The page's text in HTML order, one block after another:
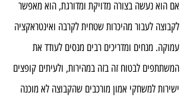
אם הוא נעשה בצורה מדויקת ומדורגת, הוא מאפשר
לקבוצה לעבור מהיכרות שטחית לקרבה ואינטראקציה
עמוקה. מנחים ומדריכים רבים מנסים לעודד את
המשתתפים לבטוח זה בזה במהירות, ולעיתים קופצים
ישירות למשחקי אמון מורכבים שהקבוצה לא מוכנה